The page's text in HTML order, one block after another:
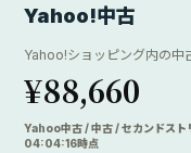
Yahoo!中古
Yahoo!ショッピング内の中
¥88,660
Yahoo中古 / 中古 / セカンドス
04:04:16時点